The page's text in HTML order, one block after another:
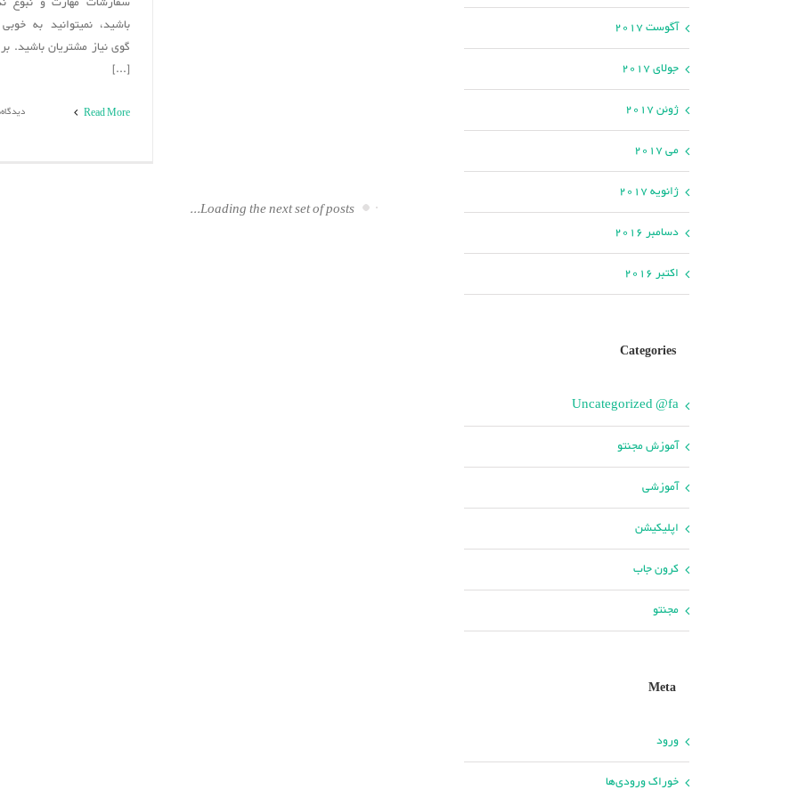
باشید، نمیتوانید به
گوی نیاز مشتریان باشید.
[...]
Read More
Loading the next set of posts...
آگوست 2017
جولای 2017
ژوئن 2017
می 2017
ژانویه 2017
دسامبر 2016
اکتبر 2016
Categories
Uncategorized @fa
آموزش مجنتو
آموزشی
اپلیکیشن
کرون جاب
مجنتو
Meta
ورود
خوراک ورودی‌ها